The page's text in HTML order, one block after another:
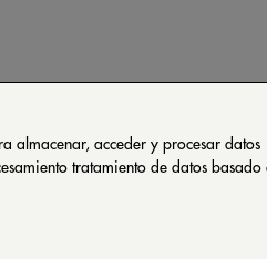
almacenar, acceder y procesar datos
tratamiento de datos basado